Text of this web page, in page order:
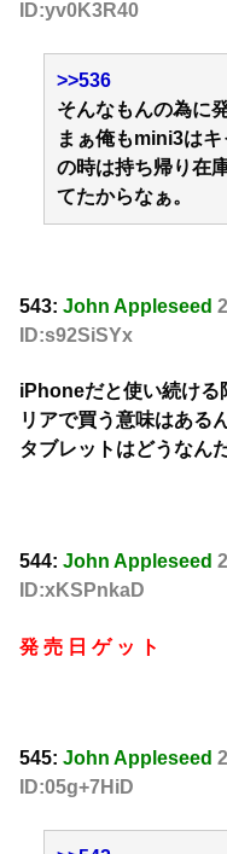
ID:yv0K3R40
>>536
そんなもんの為に
まぁ俺もmini3は
の時は持ち帰り在
てたからなぁ。
543: John Appleseed
ID:s92SiSYx
iPhoneだと使い続ける
リアで買う意味はある
タブレットはどうなん
544: John Appleseed
ID:xKSPnkaD
発 売 日 ゲ ッ ト
545: John Appleseed
ID:05g+7HiD